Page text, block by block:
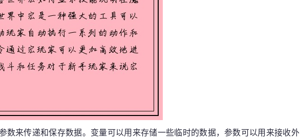
数来传递和保存数据。变量可以用来存储一些临时的数据，参数可以用来接收外